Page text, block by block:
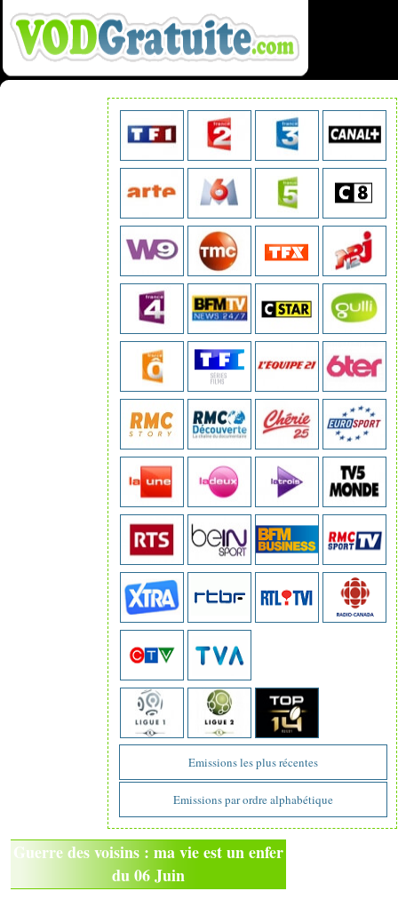
Emissions les plus récentes
Emissions par ordre alphabétique
Guerre des voisins : ma vie est un enfer
du 06 Juin